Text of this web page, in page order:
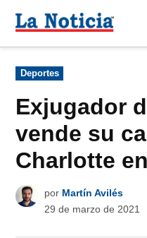
Para mantenerte
contenido
Publicado
en
Deportes
Exjugador
vende su
Charlotte
por Martín Avilés
29 de marzo de 2021